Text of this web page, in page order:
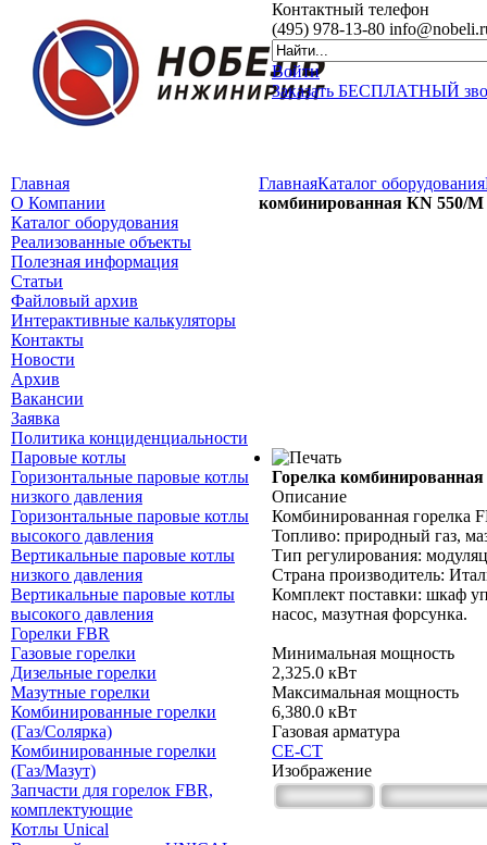
Контактный телефон
(495) 978-13-80
Войти
Заказать БЕСПЛАТНЫЙ
Главная
О Компании
Каталог оборудования
Реализованные объекты
Полезная информация
Статьи
Файловый архив
Интерактивные калькуляторы
Контакты
Новости
Архив
Вакансии
Заявка
Политика конциденциальности
ГлавнаяКаталог оборудования
комбинированная КN 550/М
Горелка
Описание
Комбинированная горелка
Топливо: природный газ,
Тип регулирования:
Страна производитель:
Комплект поставки: шкаф
насос, мазутная форсунка.
Минимальная мощность
2,325.0 кВт
Максимальная мощность
6,380.0 кВт
Газовая арматура
CE-CT
Изображение
Паровые котлы
Горизонтальные паровые котлы
низкого давления
Горизонтальные паровые котлы
высокого давления
Вертикальные паровые котлы
низкого давления
Вертикальные паровые котлы
высокого давления
Горелки FBR
Газовые горелки
Дизельные горелки
Мазутные горелки
Комбинированные горелки
(Газ/Солярка)
Комбинированные горелки
(Газ/Мазут)
Запчасти для горелок FBR,
комплектующие
Котлы Unical